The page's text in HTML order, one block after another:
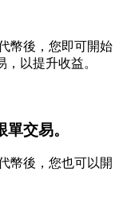
幣後，您即可開始
以提升收益。
交易。
幣後，您也可以開